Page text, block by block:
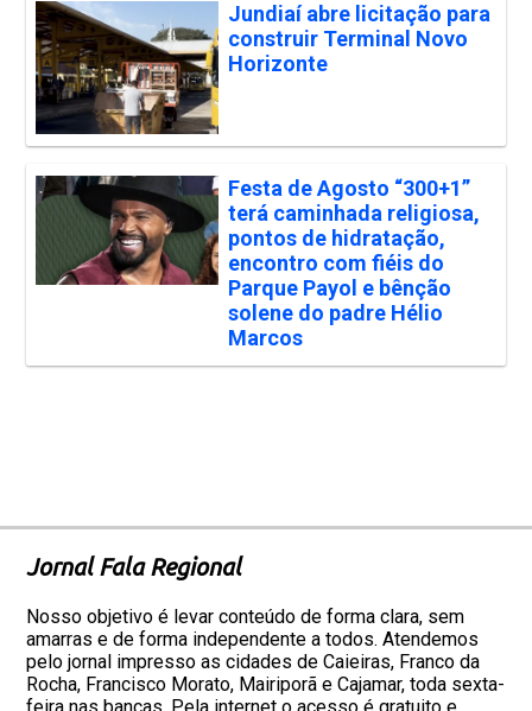
Jundiaí abre licitação para
construir Terminal Novo
Horizonte
Festa de Agosto “300+1”
terá caminhada religiosa,
pontos de hidratação,
encontro com fiéis do
Parque Payol e bênção
solene do padre Hélio
Marcos
Jornal Fala Regional
Nosso objetivo é levar conteúdo de forma clara, sem
amarras e de forma independente a todos. Atendemos
pelo jornal impresso as cidades de Caieiras, Franco da
Rocha, Francisco Morato, Mairiporã e Cajamar, toda sexta-
feira nas bancas. Pela internet o acesso é gratuito e